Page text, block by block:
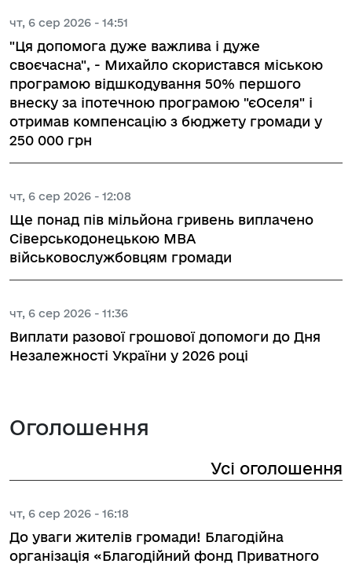
чт, 6 сер 2026 - 14:51
"Ця допомога дуже важлива і дуже
своєчасна", - Михайло скористався міською
програмою відшкодування 50% першого
внеску за іпотечною програмою "єОселя" і
отримав компенсацію з бюджету громади у
250 000 грн
чт, 6 сер 2026 - 12:08
Ще понад пів мільйона гривень виплачено
Сіверськодонецькою МВА
військовослужбовцям громади
чт, 6 сер 2026 - 11:36
Виплати разової грошової допомоги до Дня
Незалежності України у 2026 році
Оголошення
Усі оголошення
чт, 6 сер 2026 - 16:18
До уваги жителів громади! Благодійна
організація «Благодійний фонд Приватного